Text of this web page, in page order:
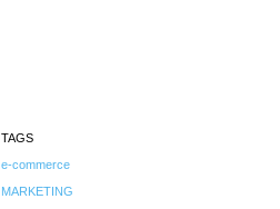
TAGS
e-commerce
MARKETING